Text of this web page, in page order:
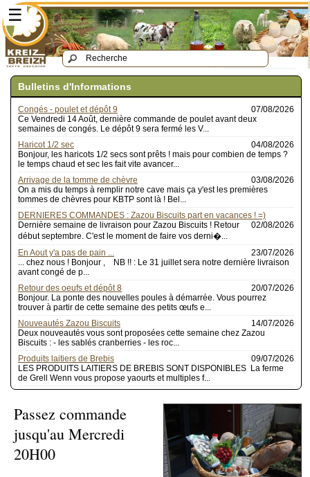
☰
Bulletins d'Informations
Congés - poulet et dépôt 9
07/08/2026
Ce Vendredi 14 Août, dernière commande de poulet avant deux
semaines de congés. Le dépôt 9 sera fermé les V...
Haricot 1/2 sec
04/08/2026
Bonjour, les haricots 1/2 secs sont prêts ! mais pour combien de temps ?
le temps chaud et sec les fait vite avancer...
Arrivage de la tomme de chèvre
03/08/2026
On a mis du temps à remplir notre cave mais ça y'est les premières
tommes de chèvres pour KBTP sont là ! Bel...
DERNIERES COMMANDES : Zazou Biscuits part en vacances ! =)
02/08/2026
Dernière semaine de livraison pour Zazou Biscuits ! Retour
début septembre. C'est le moment de faire vos derni�...
En Aout y'a pas de pain ...
23/07/2026
... chez nous ! Bonjour , NB !! : Le 31 juillet sera notre dernière livraison
avant congé de p...
Retour des oeufs et dépôt 8
20/07/2026
Bonjour. La ponte des nouvelles poules à démarrée. Vous pourrez
trouver à partir de cette semaine des petits œufs e...
Nouveautés Zazou Biscuits
14/07/2026
Deux nouveautés vous sont proposées cette semaine chez Zazou
Biscuits : - les sablés cranberries - les roc...
Produits laitiers de Brebis
09/07/2026
LES PRODUITS LAITIERS DE BREBIS SONT DISPONIBLES La ferme
de Grell Wenn vous propose yaourts et multiples f...
Passez commande
jusqu'au Mercredi
20H00